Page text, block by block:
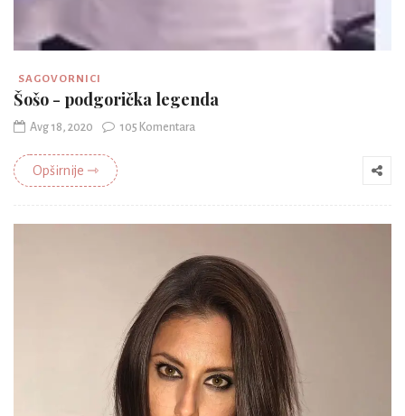
SAGOVORNICI
Šošo - podgorička legenda
Avg 18, 2020 105 Komentara
Opširnije ⇾